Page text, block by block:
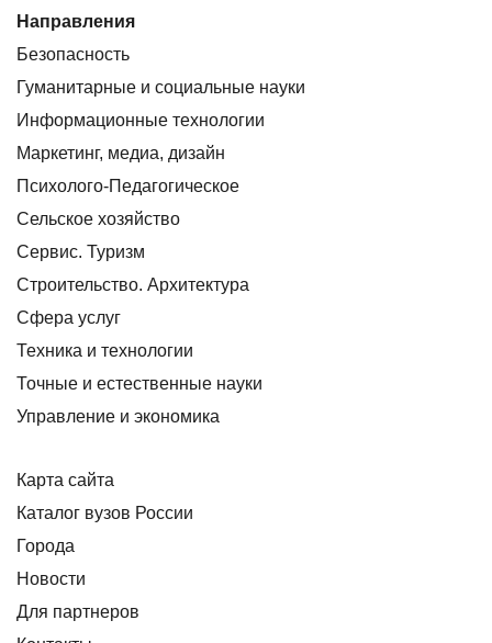
Направления
Безопасность
Гуманитарные и социальные науки
Информационные технологии
Маркетинг, медиа, дизайн
Психолого-Педагогическое
Сельское хозяйство
Сервис. Туризм
Строительство. Архитектура
Сфера услуг
Техника и технологии
Точные и естественные науки
Управление и экономика
Карта сайта
Каталог вузов России
Города
Новости
Для партнеров